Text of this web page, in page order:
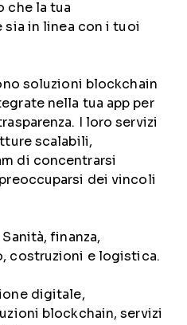
che la tua
in linea con i tuoi
soluzioni blockchain
nella tua app per
I loro servizi
scalabili,
di concentrarsi
dei vincoli
Sanità, finanza,
costruzioni e logistica.
digitale,
blockchain, servizi